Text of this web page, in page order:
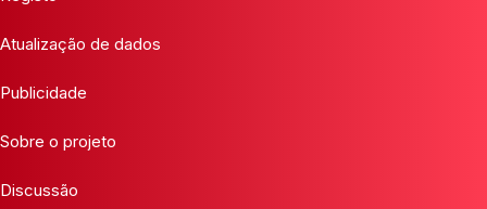
Atualização de dados
Publicidade
Sobre o projeto
Discussão